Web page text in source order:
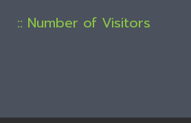
:: Number of Visitors